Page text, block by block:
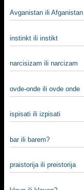
Avganistan ili Afganistan
instinkt ili instikt
narcisizam ili narcizam
ovde-onde ili ovde onde
ispisati ili izpisati
bar ili barem?
praistorija ili preistorija